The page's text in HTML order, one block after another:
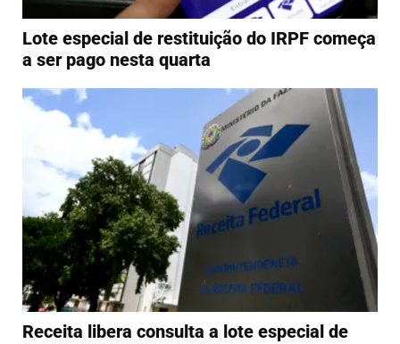
Lote especial de restituição do IRPF começa
a ser pago nesta quarta
Receita libera consulta a lote especial de